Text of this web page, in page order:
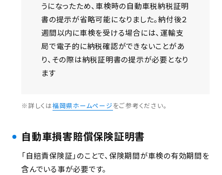
うになったため、車検時の自動車税納税証明
書の提示が省略可能になりました。納付後２
週間以内に車検を受ける場合には、運輸支
局で電子的に納税確認ができないことがあ
り、その際は納税証明書の提示が必要となり
ます
※詳しくは福岡県ホームページをご参考ください。
自動車損害賠償保険証明書
「自賠責保険証」のことで、保険期間が車検の有効期間を
含んでいる事が必要です。